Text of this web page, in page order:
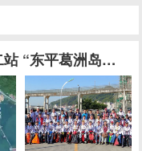
“东平葛洲岛休闲